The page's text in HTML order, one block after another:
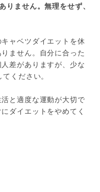
りません。無理をせず、
ャベツダイエットを休
ません。自分に合った
差がありますが、少な
ください。
と適度な運動が大切で
ダイエットをやめてく